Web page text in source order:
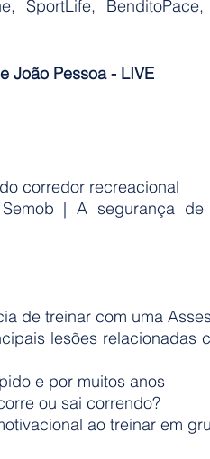
SportLife,
João Pessoa - LIVE
corredor recreacional
| A segurança de
de treinar com uma
lesões relacionadas
e por muitos anos
ou sai correndo?
ao treinar em